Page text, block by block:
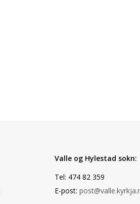
Valle og Hylestad sokn:
Tel: 474 82 359
E-post: